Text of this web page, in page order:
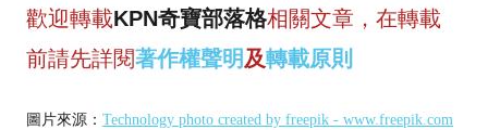
歡迎轉載KPN奇寶部落格相關文章，在轉載
前請先詳閱著作權聲明及轉載原則
圖片來源： Technology photo created by freepik - www.freepik.com